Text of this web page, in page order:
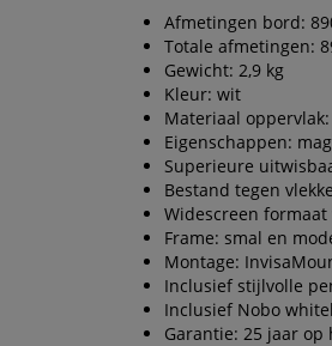
Afmetingen bord:
Totale afmetingen:
Gewicht: 2,9 kg
Kleur: wit
Materiaal
Eigenschappen:
Superieure
Bestand tegen
Widescreen
Frame: smal en
Montage:
Inclusief stijlvolle
Inclusief Nobo
Garantie: 25 jaar op